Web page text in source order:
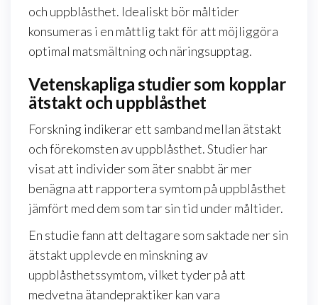
och uppblåsthet. Idealiskt bör måltider
konsumeras i en måttlig takt för att möjliggöra
optimal matsmältning och näringsupptag.
Vetenskapliga studier som kopplar
ätstakt och uppblåsthet
Forskning indikerar ett samband mellan ätstakt
och förekomsten av uppblåsthet. Studier har
visat att individer som äter snabbt är mer
benägna att rapportera symtom på uppblåsthet
jämfört med dem som tar sin tid under måltider.
En studie fann att deltagare som saktade ner sin
ätstakt upplevde en minskning av
uppblåsthetssymtom, vilket tyder på att
medvetna ätandepraktiker kan vara